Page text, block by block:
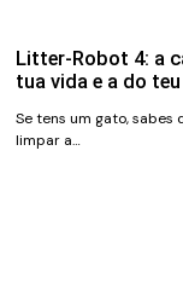
Litter-Robot 4: a
tua vida e a do
Se tens um gato,
limpar a…